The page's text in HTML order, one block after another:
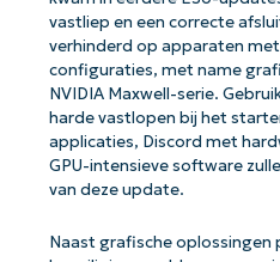
vastliep en een correcte
verhinderd op apparaten
configuraties, met name
NVIDIA Maxwell-serie.
harde vastlopen bij het
applicaties, Discord met
GPU-intensieve software
van deze update.
Naast grafische oplossingen